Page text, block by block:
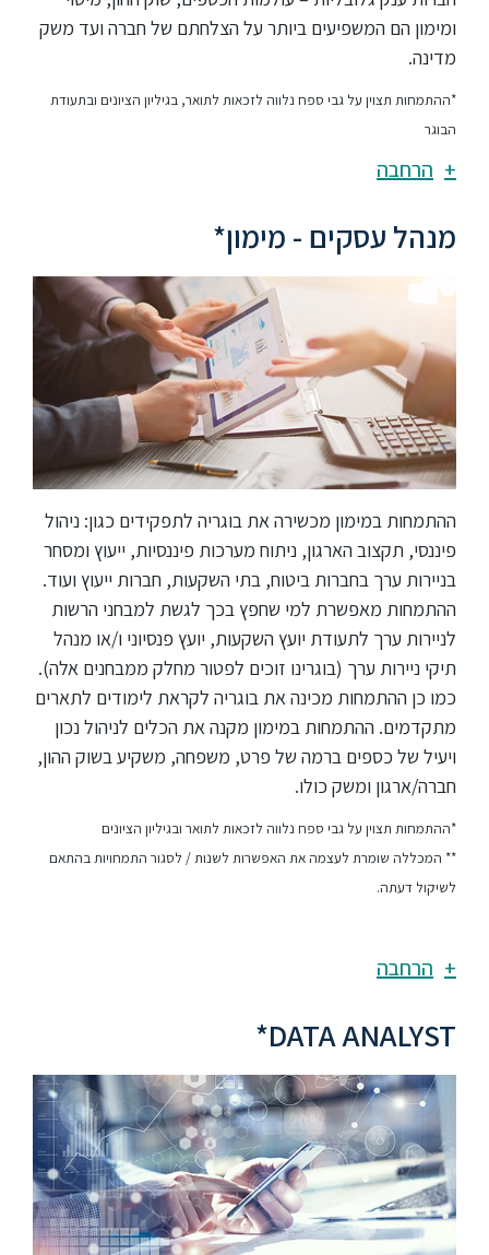
ומימון הם המשפיעים ביותר על הצלחתם של חברה ועד משק
מדינה.
*ההתמחות תצוין על גבי ספח נלווה לזכאות לתואר, בגיליון הציונים ובתעודת
הבוגר
הרחבה
מנהל עסקים - מימון*
ההתמחות במימון מכשירה את בוגריה לתפקידים כגון: ניהול
פיננסי, תקצוב הארגון, ניתוח מערכות פיננסיות, ייעוץ ומסחר
בניירות ערך בחברות ביטוח, בתי השקעות, חברות ייעוץ ועוד.
ההתמחות מאפשרת למי שחפץ בכך לגשת למבחני הרשות
לניירות ערך לתעודת יועץ השקעות, יועץ פנסיוני ו/או מנהל
תיקי ניירות ערך (בוגרינו זוכים לפטור מחלק ממבחנים אלה).
כמו כן ההתמחות מכינה את בוגריה לקראת לימודים לתארים
מתקדמים. ההתמחות במימון מקנה את הכלים לניהול נכון
ויעיל של כספים ברמה של פרט, משפחה, משקיע בשוק ההון,
חברה/ארגון ומשק כולו.
*ההתמחות תצוין על גבי ספח נלווה לזכאות לתואר ובגיליון הציונים
** המכללה שומרת לעצמה את האפשרות לשנות / לסגור התמחויות בהתאם
לשיקול דעתה.
הרחבה
DATA ANALYST*